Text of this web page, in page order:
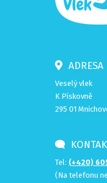
ADRESA
Veselý vlek
K Pískovně
295 01
Tel: (+420)
(Na telefonu